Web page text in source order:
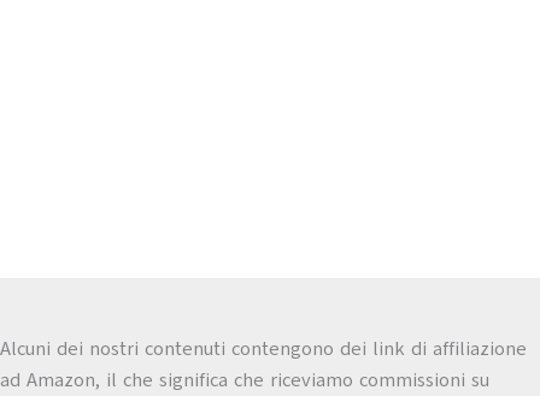
Alcuni dei nostri contenuti contengono dei link di affiliazione
ad Amazon, il che significa che riceviamo commissioni su